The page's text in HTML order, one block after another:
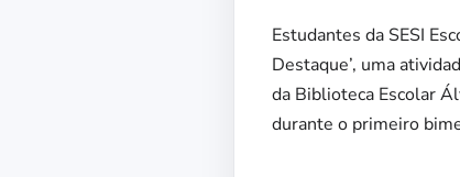
Estudantes da SESI
Destaque’, uma
da Biblioteca Escolar
durante o primeiro